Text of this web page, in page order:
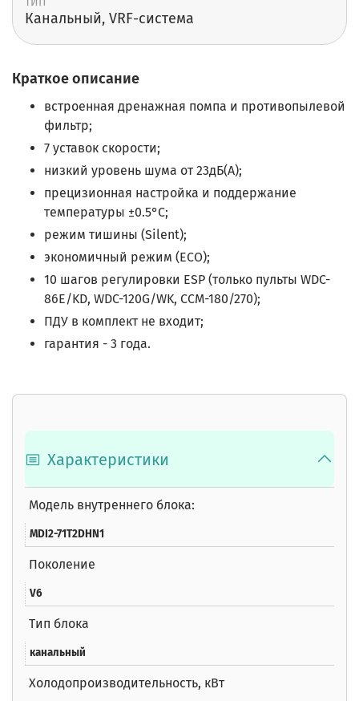
Канальный, VRF-система
Краткое описание
встроенная дренажная помпа и противопылевой
фильтр;
7 уставок скорости;
низкий уровень шума от 23дБ(А);
прецизионная настройка и поддержание
температуры ±0.5°С;
режим тишины (Silent);
экономичный режим (ECO);
10 шагов регулировки ESP (только пульты WDC-
86E/KD, WDC-120G/WK, CCM-180/270);
ПДУ в комплект не входит;
гарантия - 3 года.
Характеристики
Модель внутреннего блока:
MDI2-71T2DHN1
Поколение
V6
Тип блока
канальный
Холодопроизводительность, кВт